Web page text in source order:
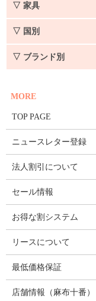
▽ 家具
▽ 国別
▽ ブランド別
MORE
TOP PAGE
ニュースレター登録
法人割引について
セール情報
お得な割システム
リースについて
最低価格保証
店舗情報（麻布十番）